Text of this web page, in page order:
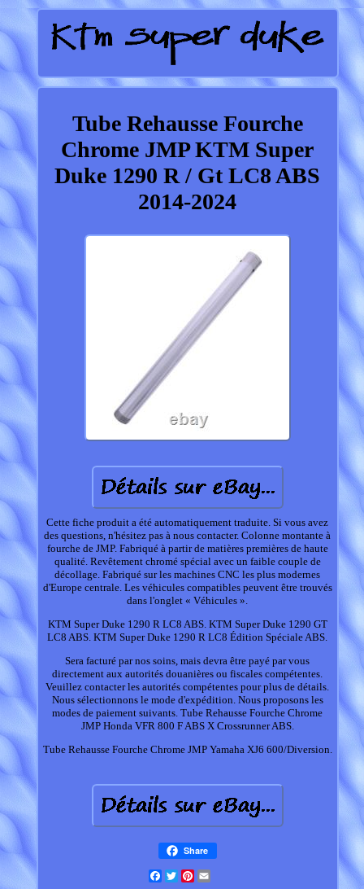
Tube Rehausse Fourche
Chrome JMP KTM Super
Duke 1290 R / Gt LC8 ABS
2014-2024
Cette fiche produit a été automatiquement traduite. Si vous avez
des questions, n'hésitez pas à nous contacter. Colonne montante à
fourche de JMP. Fabriqué à partir de matières premières de haute
qualité. Revêtement chromé spécial avec un faible couple de
décollage. Fabriqué sur les machines CNC les plus modernes
d'Europe centrale. Les véhicules compatibles peuvent être trouvés
dans l'onglet « Véhicules ».
KTM Super Duke 1290 R LC8 ABS. KTM Super Duke 1290 GT
LC8 ABS. KTM Super Duke 1290 R LC8 Édition Spéciale ABS.
Sera facturé par nos soins, mais devra être payé par vous
directement aux autorités douanières ou fiscales compétentes.
Veuillez contacter les autorités compétentes pour plus de détails.
Nous sélectionnons le mode d'expédition. Nous proposons les
modes de paiement suivants. Tube Rehausse Fourche Chrome
JMP Honda VFR 800 F ABS X Crossrunner ABS.
Tube Rehausse Fourche Chrome JMP Yamaha XJ6 600/Diversion.
Share
Facebook
TwitterPinterest